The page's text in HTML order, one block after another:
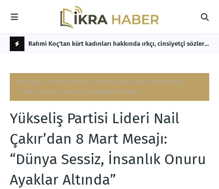
O
N
D
A
İ
A
Rahmi Koç'tan kürt kadınları hakkında ırkçı, cinsiyetçi sözler.
Ana Sayfa
Yükseliş Partisi Lideri Nail Çakır’dan 8 Mart Mesajı:
“Dünya Sessiz, İnsanlık Onuru Ayaklar Altında”
Yükseliş Partisi Lideri Nail
Çakır’dan 8 Mart Mesajı:
“Dünya Sessiz, İnsanlık Onuru
Ayaklar Altında”